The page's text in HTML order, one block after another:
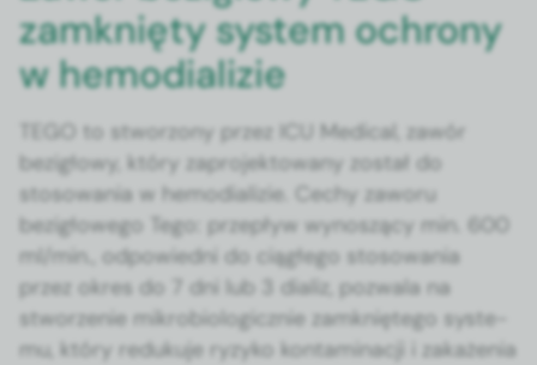
zamknięty system ochrony
w hemodializie
TEGO to stwor­zony przez ICU Med­ical, zawór
bezigłowy, który zapro­jek­towany został do
stosowa­nia w hemodi­al­izie. Cechy zaworu
bezigłowego Tego: przepływ wynoszą­cy min. 600
ml/min., odpowied­ni do ciągłego stosowa­nia
przez okres do 7 dni lub 3 dial­iz, pozwala na
stworze­nie mikro­bi­o­log­icznie zamkniętego sys­te­
mu, który reduku­je ryzyko kon­t­a­m­i­nacji i zakaże­nia